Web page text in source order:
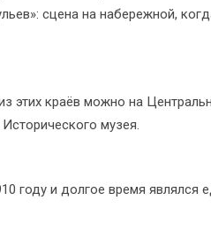
сцена на набережной,
этих краёв можно на
музея.
году и долгое время являлся